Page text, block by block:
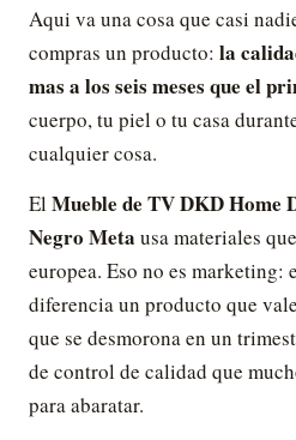
Aqui va una cosa que casi
compras un producto: la
mas a los seis meses que el
cuerpo, tu piel o tu casa
cualquier cosa.
El Mueble de TV DKD Home
Negro Meta usa materiales
europea. Eso no es marketing:
diferencia un producto que
que se desmorona en un
de control de calidad que
para abaratar.